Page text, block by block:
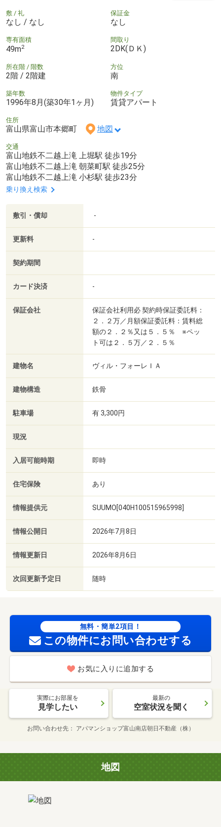
敷 / 礼
なし / なし
保証金
なし
専有面積
49m2
間取り
2DK(ＤＫ)
所在階 / 階数
2階 / 2階建
方位
南
築年数
1996年8月(築30年1ヶ月)
物件タイプ
賃貸アパート
住所
富山県富山市本郷町 地図
交通
富山地鉄不二越上滝 上堀駅 徒歩19分
富山地鉄不二越上滝 朝菜町駅 徒歩25分
富山地鉄不二越上滝 小杉駅 徒歩23分
乗り換え検索
敷引・償却 -
更新料 -
契約期間
カード決済 -
保証会社
保証会社利用必 契約時保証委託料：
２．２万／月額保証委託料：賃料総
額の２．２％又は５．５％ ※ペッ
ト可は２．５万／２．５％
建物名 ヴィル・フォーレＩＡ
建物構造 鉄骨
駐車場 有 3,300円
現況
入居可能時期 即時
住宅保険 あり
情報提供元 SUUMO[040H100515965998]
情報公開日 2026年7月8日
情報更新日 2026年8月6日
次回更新予定日 随時
無料・簡単2項目！
この物件にお問い合わせする
お気に入りに追加する
実際にお部屋を
見学したい
最新の
空室状況を聞く
お問い合わせ先 アパマンショップ富山南店朝日不動産（株）
地図